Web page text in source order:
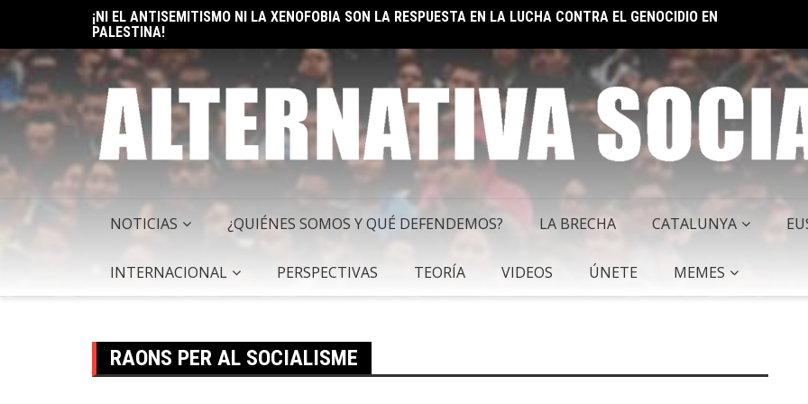
content
¡NI EL ANTISEMITISMO NI LA XENOFOBIA SON LA RESPUESTA EN LA LUCHA CONTRA EL GENOCIDIO EN
PALESTINA!
ELON MUSK: UN BILLÓN Y UNO RAZONES PARA SER SOCIALISTA
NOTICIAS ¿QUIÉNES SOMOS Y QUÉ DEFENDEMOS? LA BRECHA CATALUNYA
INTERNACIONAL PERSPECTIVAS TEORÍA VIDEOS ÚNETE MEMES
RAONS PER AL SOCIALISME